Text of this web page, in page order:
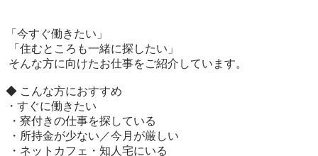
「今すぐ働きたい」
◆ こんな方におすすめ
・すぐに働きたい